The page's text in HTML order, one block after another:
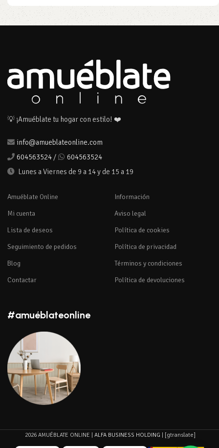
💡 ¡Amuéblate tu hogar con estilo! ❤️
info@amueblateonline.com
604563524 /
604563524
Lunes a Viernes de 9 a 14 y de 15 a 19
Amuéblate Online
Mi cuenta
Lista de deseos
Seguimiento de pedidos
Blog
Contactar
Información
Aviso legal
Política de cookies
Política de privacidad
Términos y condiciones
Política de devoluciones
#amuéblateonline
2026 AMUÉBLATE ONLINE | ALFA BUSINESS HOLDING | [gtranslate]